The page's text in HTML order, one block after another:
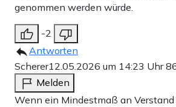
genommen werden würde.
-2
Antworten
Scherer12.05.2026 um 14:23 Uhr
Melden
Wenn ein Mindestmaß an